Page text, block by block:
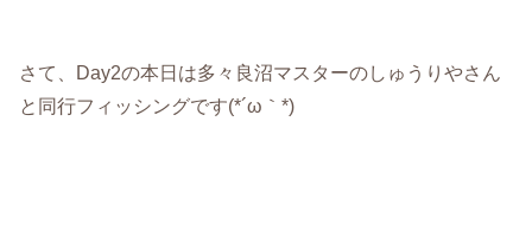
さて、Day2の本日は多々良沼マスターのしゅうりやさん
と同行フィッシングです(*´ω｀*)